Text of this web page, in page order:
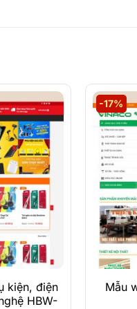
kiện, điện
HBW-
-17%
Mẫu